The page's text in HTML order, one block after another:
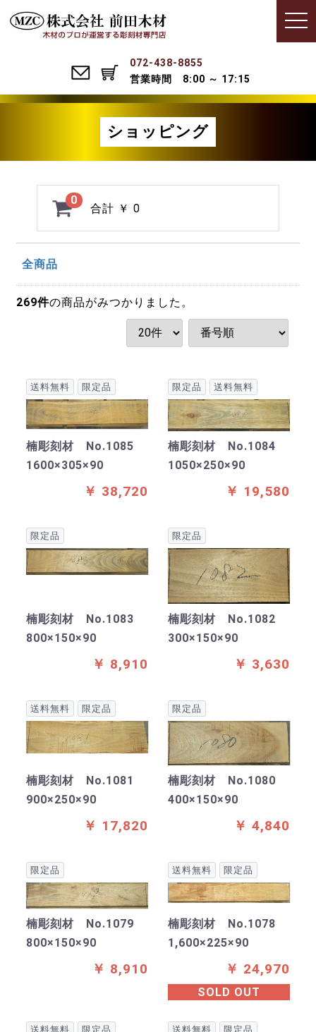
072-438-8855
営業時間 8:00 ～ 17:15
t
o
v
ショッピング
0
合計 ￥ 0
Menu
全商品
269件の商品がみつかりました。
送料無料 限定品
楠彫刻材 No.1085
1600×305×90
￥ 38,720
限定品 送料無料
楠彫刻材 No.1084
1050×250×90
￥ 19,580
限定品
楠彫刻材 No.1083
800×150×90
￥ 8,910
限定品
楠彫刻材 No.1082
300×150×90
￥ 3,630
送料無料 限定品
楠彫刻材 No.1081
900×250×90
￥ 17,820
限定品
楠彫刻材 No.1080
400×150×90
￥ 4,840
限定品
楠彫刻材 No.1079
800×150×90
￥ 8,910
送料無料 限定品
楠彫刻材 No.1078
1,600×225×90
￥ 24,970
SOLD OUT
送料無料 限定品 送料無料 限定品